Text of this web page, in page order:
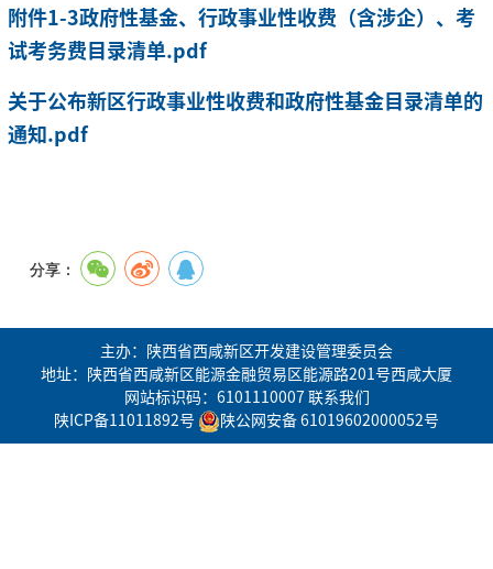
附件1-3政府性基金、行政事业性收费（含涉企）、考
试考务费目录清单.pdf
关于公布新区行政事业性收费和政府性基金目录清单的
通知.pdf
分享：
主办：陕西省西咸新区开发建设管理委员会
地址：陕西省西咸新区能源金融贸易区能源路201号西咸大厦
网站标识码：6101110007 联系我们
陕ICP备11011892号
陕公网安备 61019602000052号